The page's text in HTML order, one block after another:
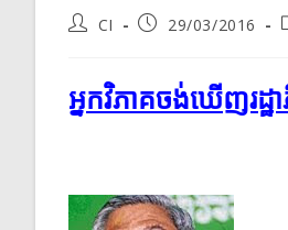
PostCI
Post29/03/2016
អ្នក​វិភាគ​ចង់​ឃើញ​រដ្